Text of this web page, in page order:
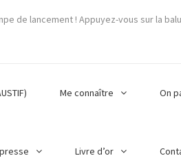
de lancement ! Appuyez-vous sur la
Me connaître On
Livre d’or